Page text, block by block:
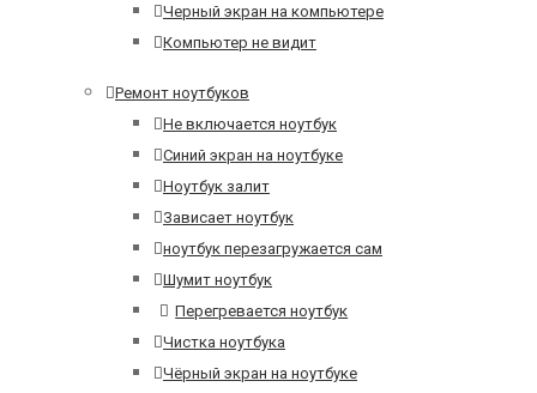
Черный экран на компьютере
Компьютер не видит
Ремонт ноутбуков
Не включается ноутбук
Синий экран на ноутбуке
Ноутбук залит
Зависает ноутбук
ноутбук перезагружается сам
Шумит ноутбук
Перегревается ноутбук
Чистка ноутбука
Чёрный экран на ноутбуке